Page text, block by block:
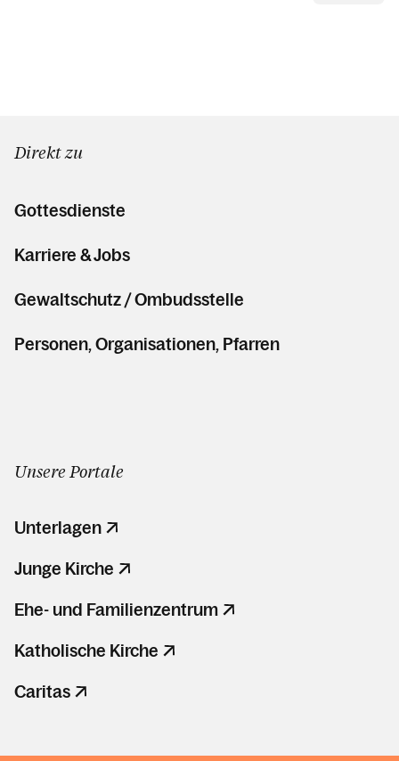
Direkt zu
Gottesdienste
Karriere & Jobs
Gewaltschutz / Ombudsstelle
Personen, Organisationen, Pfarren
Unsere Portale
Unterlagen
Junge Kirche
Ehe- und Familienzentrum
Katholische Kirche
Caritas